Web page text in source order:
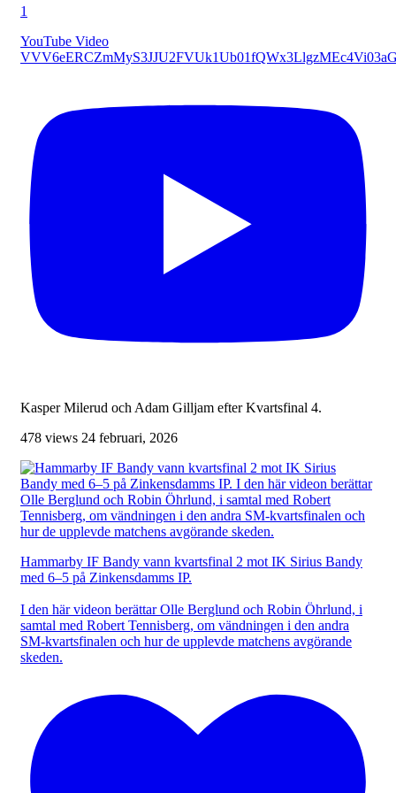
1
YouTube Video
Kasper Milerud och Adam Gilljam efter Kvartsfinal 4.
478 views 24 februari, 2026
Hammarby IF Bandy vann kvartsfinal 2 mot IK Sirius Bandy
med 6–5 på Zinkensdamms IP.
I den här videon berättar Olle Berglund och Robin Öhrlund, i
samtal med Robert Tennisberg, om vändningen i den andra
SM-kvartsfinalen och hur de upplevde matchens avgörande
skeden.